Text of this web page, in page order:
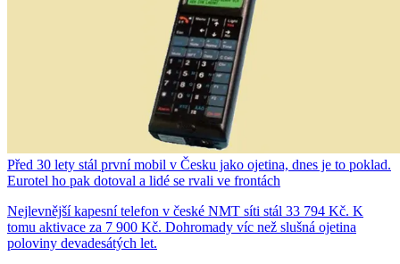
Před 30 lety stál první mobil v Česku jako ojetina, dnes je to poklad.
Eurotel ho pak dotoval a lidé se rvali ve frontách
Nejlevnější kapesní telefon v české NMT síti stál 33 794 Kč. K
tomu aktivace za 7 900 Kč. Dohromady víc než slušná ojetina
poloviny devadesátých let.